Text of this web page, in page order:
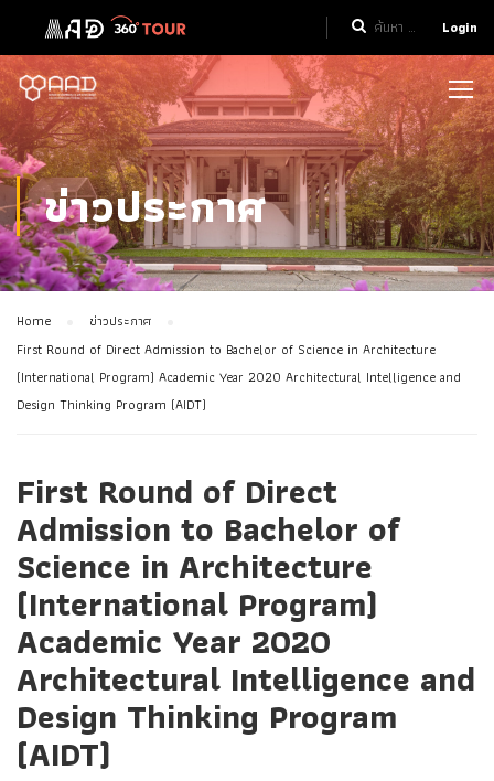
Login
ข่าวประกาศ
Home
ข่าวประกาศ
First Round of Direct Admission to Bachelor of Science in Architecture
(International Program) Academic Year 2020 Architectural Intelligence and
Design Thinking Program (AIDT)
First Round of Direct
Admission to Bachelor of
Science in Architecture
(International Program)
Academic Year 2020
Architectural Intelligence and
Design Thinking Program
(AIDT)